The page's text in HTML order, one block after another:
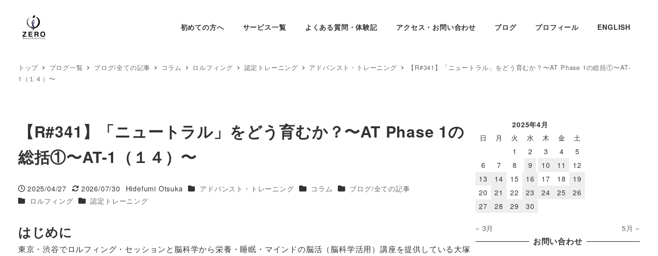
初めての方へ サービス一覧 よくある質問・体験記 アクセス・お問い合わせ ブログ プロフィール ENGLISH
トップ ブログ一覧 ブログ/全ての記事 コラム ロルフィング 認定トレーニング アドバンスト・トレーニング
【R#341】「ニュートラル」をどう育むか？〜AT Phase 1の総括①〜AT-
1（１４）〜
【R#341】「ニュートラル」をどう育むか？〜AT Phase 1の
総括①〜AT-1（１４）〜
投稿日
2025/04/27
更新日
2026/07/30
著
者
Hidefumi Otsuka カテゴリー
アドバンスト・トレーニング カテゴリー
コラム カテゴリー
ブログ/全ての記事
カテゴリー
ロルフィング カテゴリー
認定トレーニング
はじめに
東京・渋谷でロルフィング・セッションと脳科学から栄養・睡眠・マインドの脳活（脳科学活用）講座を提供している大塚
2025年4月
日
月 火 水 木 金
土
1
2 3 4
5
6
7 8 9 10 11
12
13
14 15 16 17 18
19
20
21 22 23 24 25
26
27
28 29 30
« 3月 5月 »
お問い合わせ